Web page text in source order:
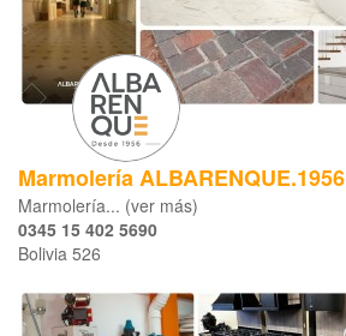
Marmolería ALBARENQUE.1956
Marmolería... (ver más)
0345 15 402 5690
Bolivia 526